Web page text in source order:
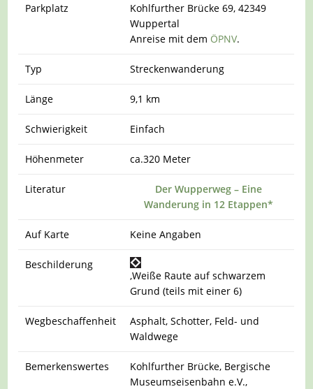
Parkplatz
Kohlfurther Brücke 69, 42349
Wuppertal
Anreise mit dem ÖPNV.
Typ Streckenwanderung
Länge 9,1 km
Schwierigkeit Einfach
Höhenmeter ca.320 Meter
Literatur
Der Wupperweg – Eine
Wanderung in 12 Etappen*
Auf Karte Keine Angaben
Beschilderung
,Weiße Raute auf schwarzem
Grund (teils mit einer 6)
Wegbeschaffenheit
Asphalt, Schotter, Feld- und
Waldwege
Bemerkenswertes
Kohlfurther Brücke, Bergische
Museumseisenbahn e.V.,